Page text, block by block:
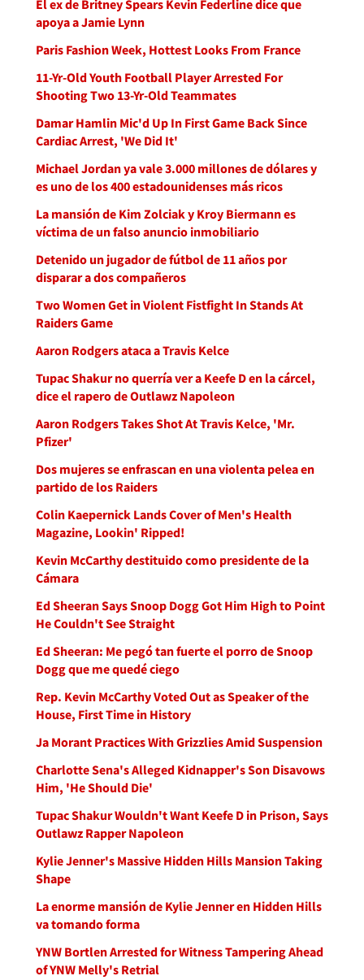
El ex de Britney Spears Kevin Federline dice que
apoya a Jamie Lynn
Paris Fashion Week, Hottest Looks From France
11-Yr-Old Youth Football Player Arrested For
Shooting Two 13-Yr-Old Teammates
Damar Hamlin Mic'd Up In First Game Back Since
Cardiac Arrest, 'We Did It'
Michael Jordan ya vale 3.000 millones de dólares y
es uno de los 400 estadounidenses más ricos
La mansión de Kim Zolciak y Kroy Biermann es
víctima de un falso anuncio inmobiliario
Detenido un jugador de fútbol de 11 años por
disparar a dos compañeros
Two Women Get in Violent Fistfight In Stands At
Raiders Game
Aaron Rodgers ataca a Travis Kelce
Tupac Shakur no querría ver a Keefe D en la cárcel,
dice el rapero de Outlawz Napoleon
Aaron Rodgers Takes Shot At Travis Kelce, 'Mr.
Pfizer'
Dos mujeres se enfrascan en una violenta pelea en
partido de los Raiders
Colin Kaepernick Lands Cover of Men's Health
Magazine, Lookin' Ripped!
Kevin McCarthy destituido como presidente de la
Cámara
Ed Sheeran Says Snoop Dogg Got Him High to Point
He Couldn't See Straight
Ed Sheeran: Me pegó tan fuerte el porro de Snoop
Dogg que me quedé ciego
Rep. Kevin McCarthy Voted Out as Speaker of the
House, First Time in History
Ja Morant Practices With Grizzlies Amid Suspension
Charlotte Sena's Alleged Kidnapper's Son Disavows
Him, 'He Should Die'
Tupac Shakur Wouldn't Want Keefe D in Prison, Says
Outlawz Rapper Napoleon
Kylie Jenner's Massive Hidden Hills Mansion Taking
Shape
La enorme mansión de Kylie Jenner en Hidden Hills
va tomando forma
YNW Bortlen Arrested for Witness Tampering Ahead
of YNW Melly's Retrial